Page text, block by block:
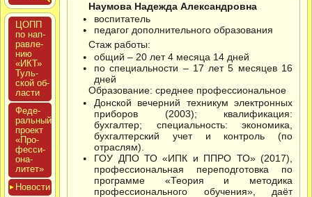
ЦОПП
по нап­
равле­
нию
«ИКТ»
Туль­
ской об­
ласти
Феде­
раль­ный
про­ект
«Про­
фес­си­
она­
литет»
Новос­ти
Наумова Надежда Александровна
воспитатель
педагог дополнительного образования
Стаж работы:
общий – 20 лет 4 месяца 14 дней
по специальности – 17 лет 5 месяцев 16
дней
Образование: среднее профессиональное
Донской вечерний техникум электронных
приборов (2003); квалификация:
бухгалтер; специальность: экономика,
бухгалтерский учет и контроль (по
отраслям).
ГОУ ДПО ТО «ИПК и ППРО ТО» (2017),
профессиональная переподготовка по
программе «Теория и методика
профессионального обучения», даёт